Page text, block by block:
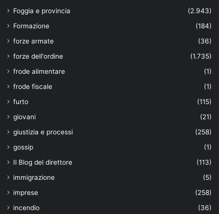
Foggia e provincia
(2.943)
Formazione
(184)
forze armate
(36)
forze dell'ordine
(1.735)
frode alimentare
(1)
frode fiscale
(1)
furto
(115)
giovani
(21)
giustizia e processi
(258)
gossip
(1)
Il Blog del direttore
(113)
immigrazione
(5)
imprese
(258)
incendio
(36)